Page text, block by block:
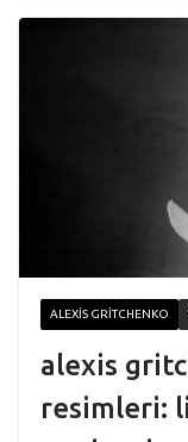
ALEXIS GRITCHENKO
alexis
resimleri: